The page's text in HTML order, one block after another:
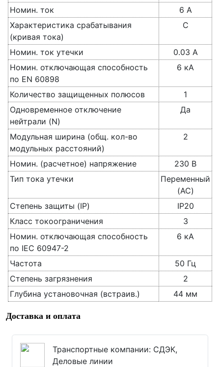
Номин. ток
6 А
Характеристика срабатывания
(кривая тока)
C
Номин. ток утечки
0.03 А
Номин. отключающая способность
по EN 60898
6 кА
Количество защищенных полюсов
1
Одновременное отключение
нейтрали (N)
Да
Модульная ширина (общ. кол-во
модульных расстояний)
2
Номин. (расчетное) напряжение
230 В
Тип тока утечки
Переменный
(AC)
Степень защиты (IP)
IP20
Класс токоограничения
3
Номин. отключающая способность
по IEC 60947-2
6 кА
Частота
50 Гц
Степень загрязнения
2
Глубина установочная (встраив.)
44 мм
Доставка и оплата
Транспортные компании: СДЭК,
Деловые линии